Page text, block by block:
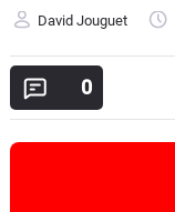
Forum
David Jouguet
0